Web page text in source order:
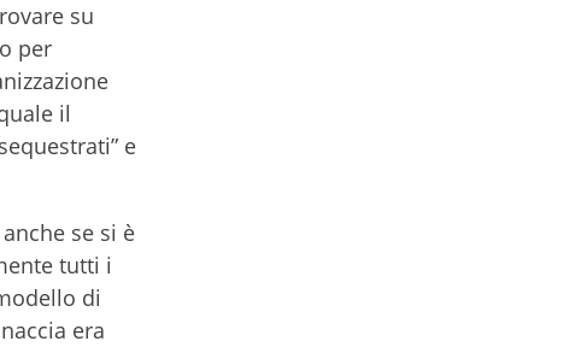
su
per
il
e
se si è
tutti i
di
era